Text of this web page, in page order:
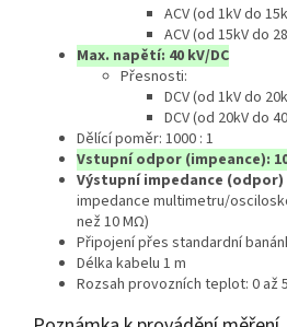
ACV (od 1kV do
ACV (od 15kV do
Max. napětí: 40 kV/DC
Přesnosti:
DCV (od 1kV do
DCV (od 20kV do
Dělící poměr: 1000 : 1
Vstupní odpor (impeance):
Výstupní impedance (odpor)
impedance multimetru/
než 10 MΩ)
Připojení přes standardní
Délka kabelu 1 m
Rozsah provozních teplot: 0 až